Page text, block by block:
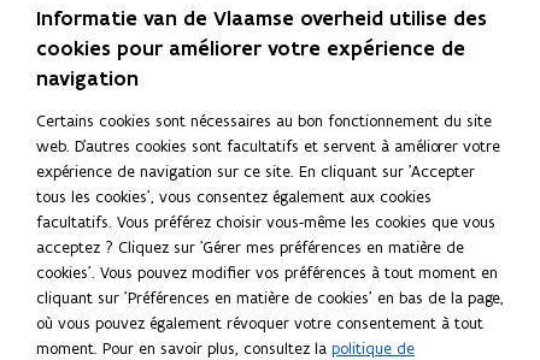
d
i
n
'
o
u
v
r
i
r
a
r
l
e
i
e
Dienst Vreemdelingenzaken
Site web
dofi.ibz.be
S
'
o
u
v
r
i
r
a
d
a
E-mail
infodesk@ibz.fgov.be
Téléphone
02 488 80 00
Adresse
Federale Overheidsdienst Binnenlandse Zaken
Dienst Vreemdelingenzaken
Informatie van de Vlaamse overheid utilise des
cookies pour améliorer votre expérience de
navigation
Certains cookies sont nécessaires au bon fonctionnement du site
web. D'autres cookies sont facultatifs et servent à améliorer votre
expérience de navigation sur ce site. En cliquant sur 'Accepter
tous les cookies', vous consentez également aux cookies
facultatifs. Vous préférez choisir vous-même les cookies que vous
acceptez ? Cliquez sur 'Gérer mes préférences en matière de
cookies'. Vous pouvez modifier vos préférences à tout moment en
cliquant sur 'Préférences en matière de cookies' en bas de la page,
où vous pouvez également révoquer votre consentement à tout
moment. Pour en savoir plus, consultez la politique de